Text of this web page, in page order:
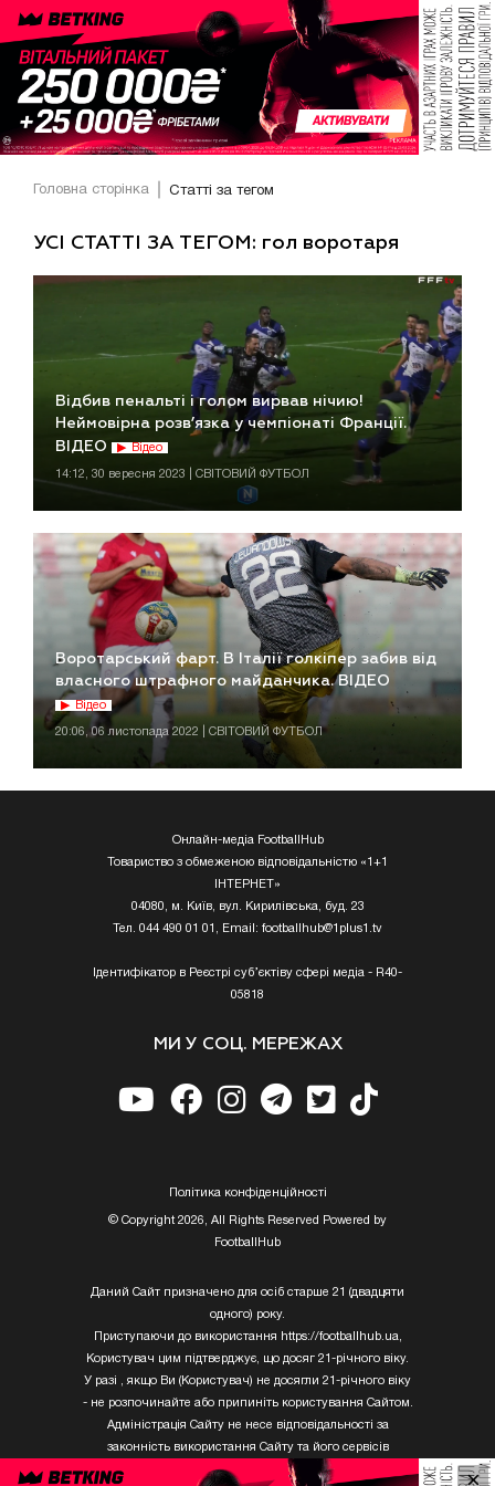
Головна сторінка Статті за тегом
УСІ СТАТТІ ЗА ТЕГОМ: гол воротаря
Відбив пенальті і голом вирвав нічию!
Неймовірна розв’язка у чемпіонаті Франції.
ВІДЕО
Відео
14:12, 30 вересня 2023 | СВІТОВИЙ ФУТБОЛ
Воротарський фарт. В Італії голкіпер забив від
власного штрафного майданчика. ВІДЕО
Відео
20:06, 06 листопада 2022 | СВІТОВИЙ ФУТБОЛ
Онлайн-медіа FootballHub
Товариство з обмеженою відповідальністю «1+1
ІНТЕРНЕТ»
04080, м. Київ, вул. Кирилівська, буд. 23
Тел. 044 490 01 01, Email: footballhub@1plus1.tv
Ідентифікатор в Реєстрі суб’єктіву сфері медіа - R40-
05818
МИ У СОЦ. МЕРЕЖАХ
Полiтика конфiденцiйностi
© Copyright 2026, All Rights Reserved Powered by
FootballHub
Даний Сайт призначено для осіб старше 21 (двадцяти
одного) року.
Приступаючи до використання https://footballhub.ua,
Користувач цим підтверджує, що досяг 21-річного віку.
У разі , якщо Ви (Користувач) не досягли 21-річного віку
- не розпочинайте або припиніть користування Сайтом.
Адміністрація Сайту не несе відповідальності за
законність використання Сайту та його сервісів
Користувачем, який не досяг 21-річного віку.
×